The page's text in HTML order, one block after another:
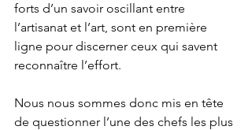
forts d’un savoir oscillant entre
l’artisanat et l’art, sont en première
ligne pour discerner ceux qui savent
reconnaître l’effort.
Nous nous sommes donc mis en tête
de questionner l’une des chefs les plus